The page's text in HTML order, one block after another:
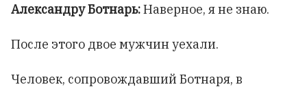
Александру Ботнарь:Наверное, я не знаю.
После этого двое мужчин уехали.
Человек, сопровождавший Ботнаря, в